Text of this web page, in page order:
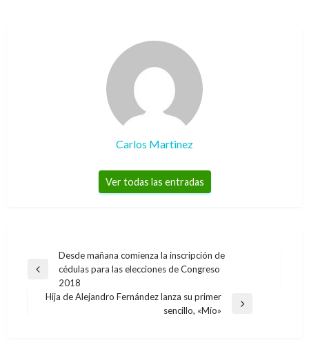
Carlos Martinez
Ver todas las entradas
Navegación
de
entradas
Entrada
Desde mañana comienza la inscripción de
cédulas para las elecciones de Congreso
2018
Hija de Alejandro Fernández lanza su primer
sencillo, «Mío»